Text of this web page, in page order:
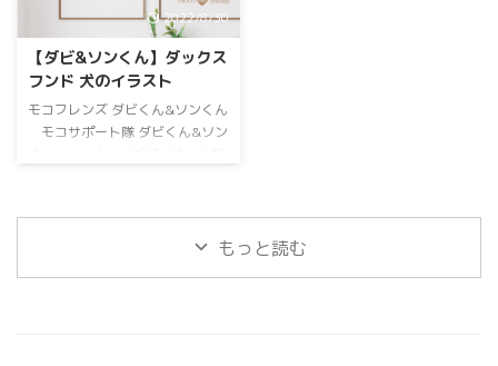
ん&ケンんママ！ありがとうござ
いました！ チワワ 長男・右 ブ
ラックタン 男の子 お誕生日：
2008年7月7日 🌈虹ぐみ：2021年
11月3日 次男シンくん(中央) ホ
ワイ ...
2022/8/30
【ダビ&ソンくん】ダックス
フンド 犬のイラスト
モコフレンズ ダビくん&ソンくん
モコサポート隊 ダビくん&ソン
ビくんは一生懸命病気と闘ってソ
ンくんもお留守番がんばってるそもっと読む